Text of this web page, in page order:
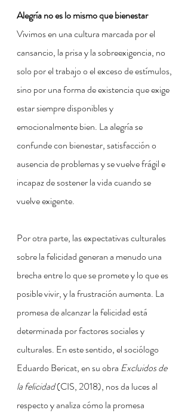
Alegría no es lo mismo que bienestar
Vivimos en una cultura marcada por el
cansancio, la prisa y la sobreexigencia, no
solo por el trabajo o el exceso de estímulos,
sino por una forma de existencia que exige
estar siempre disponibles y
emocionalmente bien. La alegría se
confunde con bienestar, satisfacción o
ausencia de problemas y se vuelve frágil e
incapaz de sostener la vida cuando se
vuelve exigente.
Por otra parte, las expectativas culturales
sobre la felicidad generan a menudo una
brecha entre lo que se promete y lo que es
posible vivir, y la frustración aumenta. La
promesa de alcanzar la felicidad está
determinada por factores sociales y
culturales. En este sentido, el sociólogo
Eduardo Bericat, en su obra Excluidos de
la felicidad (CIS, 2018), nos da luces al
respecto y analiza cómo la promesa